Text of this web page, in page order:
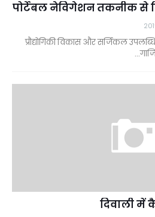
पोर्टेबल नेविगेशन तकनीक से
प्रौद्योगिकी विकास और सर्जिकल
दिवाली में